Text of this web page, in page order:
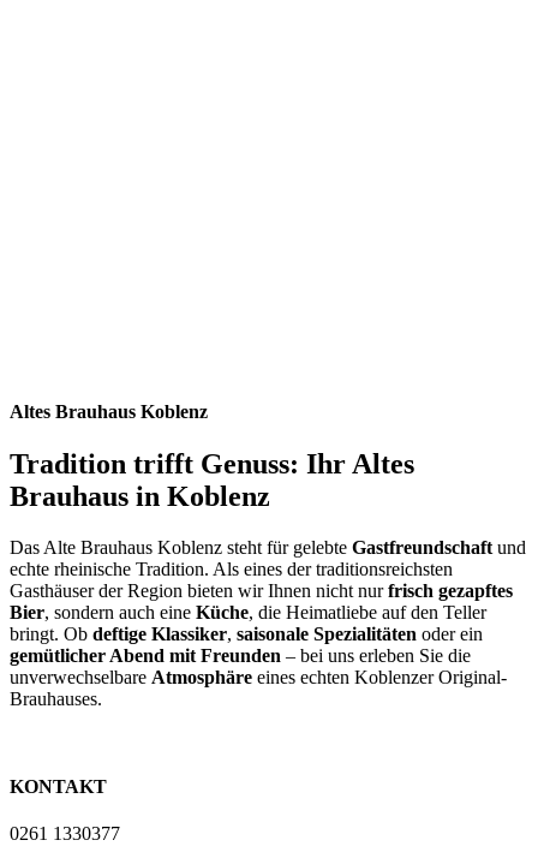
Altes Brauhaus Koblenz
Tradition trifft Genuss: Ihr Altes
Brauhaus in Koblenz
Das Alte Brauhaus Koblenz steht für gelebte Gastfreundschaft und
echte rheinische Tradition. Als eines der traditionsreichsten
Gasthäuser der Region bieten wir Ihnen nicht nurfrisch gezapftes
Bier, sondern auch eine Küche, die Heimatliebe auf den Teller
bringt. Ob deftige Klassiker, saisonale Spezialitäten oder ein
gemütlicher Abend mit Freunden – bei uns erleben Sie die
unverwechselbare Atmosphäre eines echten Koblenzer Original-
Brauhauses.
KONTAKT
0261 1330377